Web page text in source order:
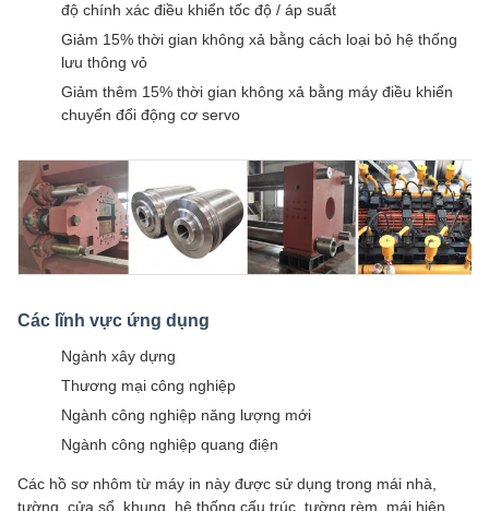
độ chính xác điều khiển tốc độ / áp suất
Giảm 15% thời gian không xả bằng cách loại bỏ hệ thống
lưu thông vỏ
Giảm thêm 15% thời gian không xả bằng máy điều khiển
chuyển đổi động cơ servo
Các lĩnh vực ứng dụng
Ngành xây dựng
Thương mại công nghiệp
Ngành công nghiệp năng lượng mới
Ngành công nghiệp quang điện
Các hồ sơ nhôm từ máy in này được sử dụng trong mái nhà,
tường, cửa sổ, khung, hệ thống cấu trúc, tường rèm, mái hiên,